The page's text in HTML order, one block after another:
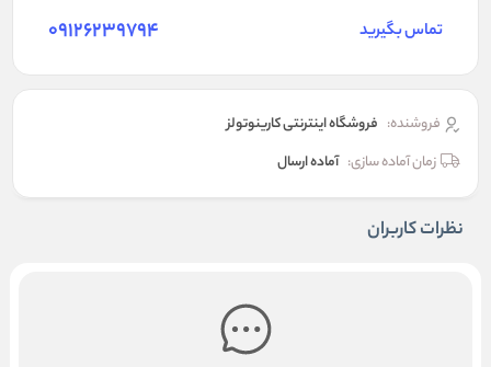
تماس بگیرید 09126239794
فروشنده: فروشگاه اینترنتی کارینوتولز
زمان آماده سازی: آماده ارسال
نظرات کاربران